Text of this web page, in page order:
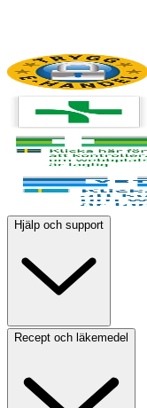
Hjälp och support
Recept och läkemedel